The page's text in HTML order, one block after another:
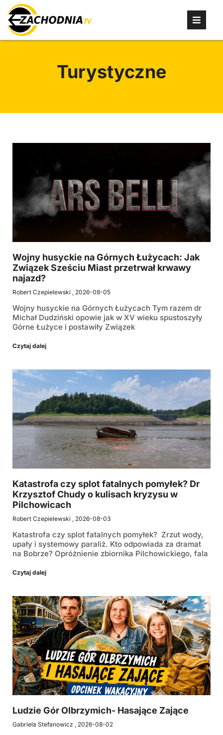
Turystyczne
Wojny husyckie na Górnych Łużycach: Jak
Związek Sześciu Miast przetrwał krwawy
najazd?
Robert Czepielewski 2026-08-05
Wojny husyckie na Górnych Łużycach Tym razem dr
Michał Dudziński opowie jak w XV wieku spustoszyły
Górne Łużyce i postawiły Związek
Czytaj dalej
Katastrofa czy splot fatalnych pomyłek? Dr
Krzysztof Chudy o kulisach kryzysu w
Pilchowicach
Robert Czepielewski 2026-08-03
Katastrofa czy splot fatalnych pomyłek? Zrzut wody,
upały i systemowy paraliż. Kto odpowiada za dramat
na Bobrze? Opróżnienie zbiornika Pilchowickiego, fala
Czytaj dalej
Ludzie Gór Olbrzymich- Hasające Zające
Gabriela Stefanowicz 2026-08-02